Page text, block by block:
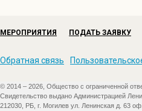
МЕРОПРИЯТИЯ ПОДАТЬ ЗАЯВКУ
Обратная связь
© 2014 – 2026, Общество с ограниченной
Свидетельство выдано Администрацией
212030, РБ, г. Могилев ул. Ленинская д. 63